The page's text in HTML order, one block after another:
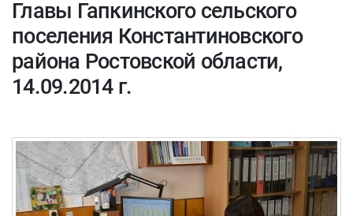
Главы Гапкинского сельского
поселения Константиновского
района Ростовской области,
14.09.2014 г.